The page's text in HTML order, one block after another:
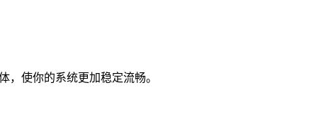
，使你的系统更加稳定流畅。